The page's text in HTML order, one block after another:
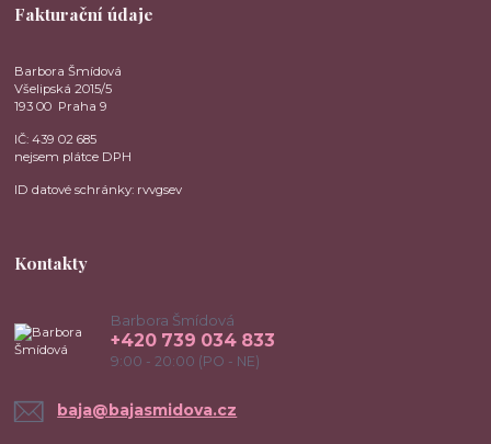
Fakturační údaje
Barbora Šmídová
Všelipská 2015/5
193 00 Praha 9
IČ: 439 02 685
nejsem plátce DPH
ID datové schránky: rvvgsev
Kontakty
Barbora Šmídová
+420 739 034 833
9:00 - 20:00 (PO - NE)
baja@bajasmidova.cz